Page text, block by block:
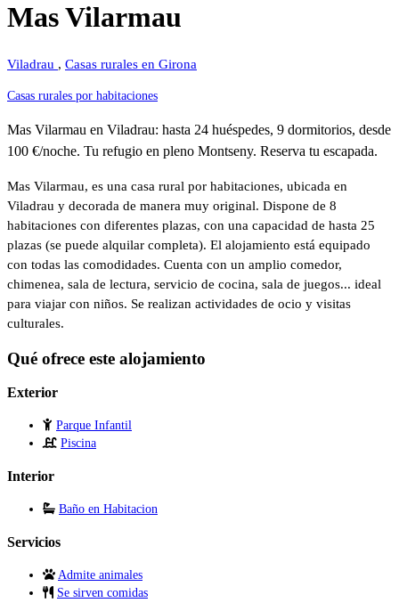
Mas Vilarmau
Viladrau , Casas rurales en Girona
Casas rurales por habitaciones
Mas Vilarmau en Viladrau: hasta 24 huéspedes, 9 dormitorios, desde
100 €/noche. Tu refugio en pleno Montseny. Reserva tu escapada.
Mas Vilarmau, es una casa rural por habitaciones, ubicada en
Viladrau y decorada de manera muy original. Dispone de 8
habitaciones con diferentes plazas, con una capacidad de hasta 25
plazas (se puede alquilar completa). El alojamiento está equipado
con todas las comodidades. Cuenta con un amplio comedor,
chimenea, sala de lectura, servicio de cocina, sala de juegos... ideal
para viajar con niños. Se realizan actividades de ocio y visitas
culturales.
Qué ofrece este alojamiento
Exterior
Parque Infantil
Piscina
Interior
Baño en Habitacion
Servicios
Admite animales
Se sirven comidas